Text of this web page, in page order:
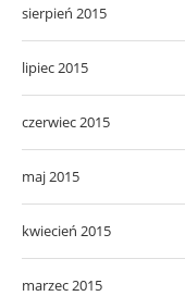
sierpień 2015
lipiec 2015
czerwiec 2015
maj 2015
kwiecień 2015
marzec 2015